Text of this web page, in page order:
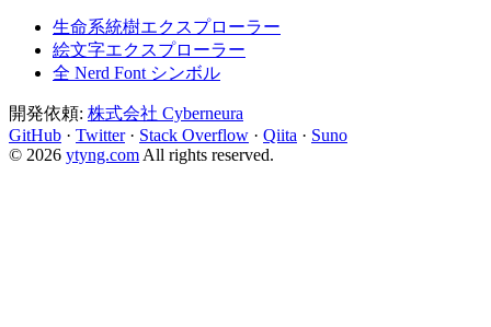
生命系統樹エクスプローラー
絵文字エクスプローラー
全 Nerd Font シンボル
開発依頼: 株式会社 Cyberneura
GitHub · Twitter · Stack Overflow · Qiita · Suno
© 2026 ytyng.com All rights reserved.